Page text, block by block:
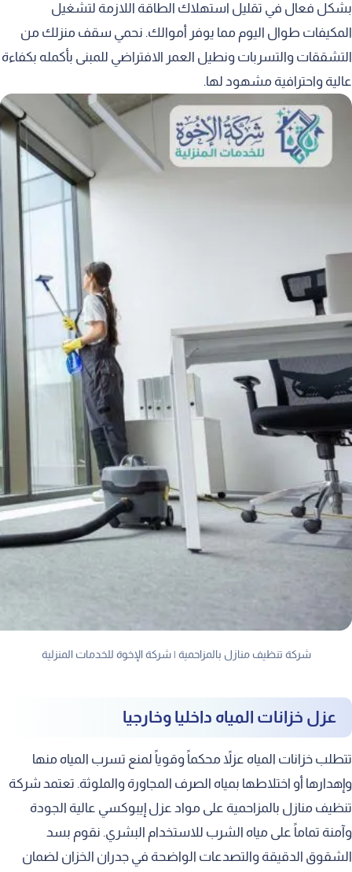
بشكل فعال في تقليل استهلاك الطاقة اللازمة لتشغيل
المكيفات طوال اليوم مما يوفر أموالك. نحمي سقف منزلك من
التشققات والتسربات ونطيل العمر الافتراضي للمبنى بأكمله بكفاءة
عالية واحترافية مشهود لها.
شركة تنظيف منازل بالمزاحمية | شركة الإخوة للخدمات المنزلية
عزل خزانات المياه داخليا وخارجيا
تتطلب خزانات المياه عزلاً محكماً وقوياً لمنع تسرب المياه منها
وإهدارها أو اختلاطها بمياه الصرف المجاورة والملوثة. تعتمد شركة
تنظيف منازل بالمزاحمية على مواد عزل إيبوكسي عالية الجودة
وآمنة تماماً على مياه الشرب للاستخدام البشري. نقوم بسد
الشقوق الدقيقة والتصدعات الواضحة في جدران الخزان لضمان